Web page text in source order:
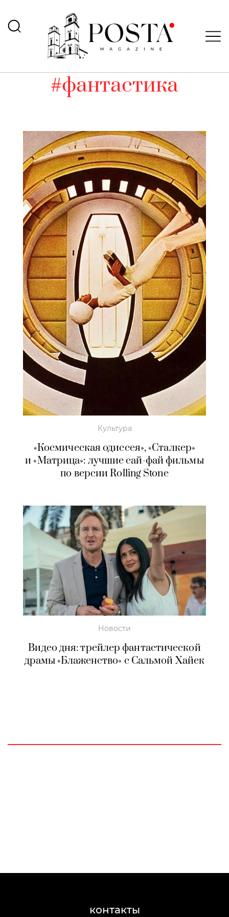
#фантастика
Культура
«Космическая одиссея», «Сталкер»
и «Матрица»: лучшие сай-фай фильмы
по версии Rolling Stone
Новости
Видео дня: трейлер фантастической
драмы «Блаженство» с Сальмой Хайек
контакты